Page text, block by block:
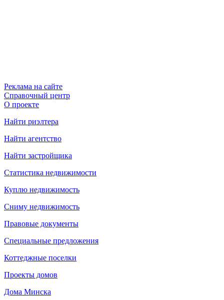
Реклама на сайте
Справочный центр
О проекте
Найти риэлтера
Найти агентство
Найти застройщика
Статистика недвижимости
Куплю недвижимость
Сниму недвижимость
Правовые документы
Специальные предложения
Коттеджные поселки
Проекты домов
Дома Минска